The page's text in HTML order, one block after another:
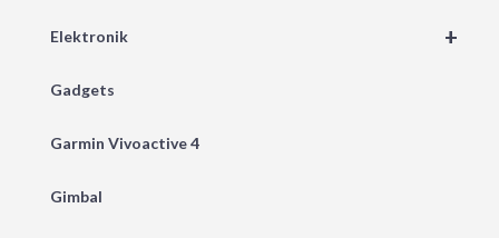
+
Elektronik
Gadgets
Garmin Vivoactive 4
Gimbal